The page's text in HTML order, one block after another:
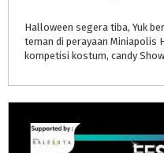
Halloween segera tiba, Yuk
teman di perayaan Miniapolis